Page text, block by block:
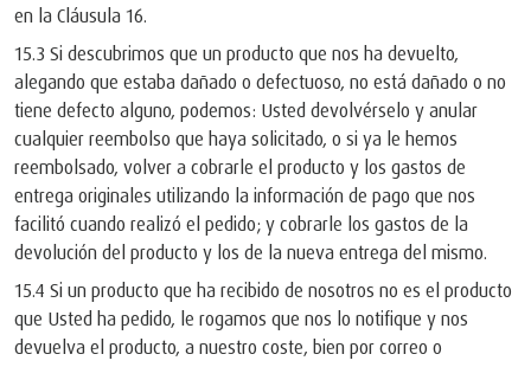
en la Cláusula 16.
15.3 Si descubrimos que un producto que nos ha devuelto,
alegando que estaba dañado o defectuoso, no está dañado o no
tiene defecto alguno, podemos: Usted devolvérselo y anular
cualquier reembolso que haya solicitado, o si ya le hemos
reembolsado, volver a cobrarle el producto y los gastos de
entrega originales utilizando la información de pago que nos
facilitó cuando realizó el pedido; y cobrarle los gastos de la
devolución del producto y los de la nueva entrega del mismo.
15.4 Si un producto que ha recibido de nosotros no es el producto
que Usted ha pedido, le rogamos que nos lo notifique y nos
devuelva el producto, a nuestro coste, bien por correo o